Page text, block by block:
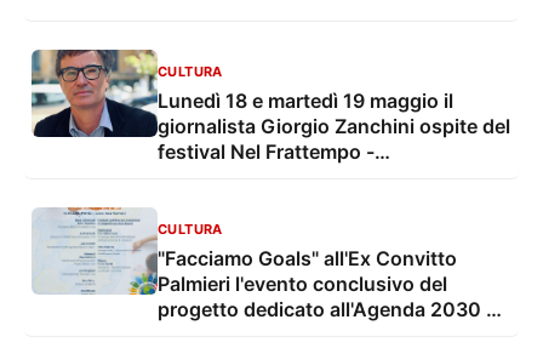
CULTURA
Lunedì 18 e martedì 19 maggio il
giornalista Giorgio Zanchini ospite del
festival Nel Frattempo -
CULTURA
"Facciamo Goals" all'Ex Convitto
Palmieri l'evento conclusivo del
progetto dedicato all'Agenda 2030 e